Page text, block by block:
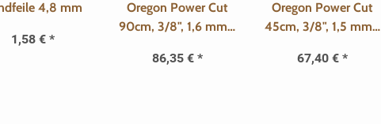
4,8 mm
1,58 € *
Oregon Power Cut
90cm, 3/8", 1,6 mm -
86,35 € *
Oregon Power Cut
45cm, 3/8", 1,5 mm -
67,40 € *